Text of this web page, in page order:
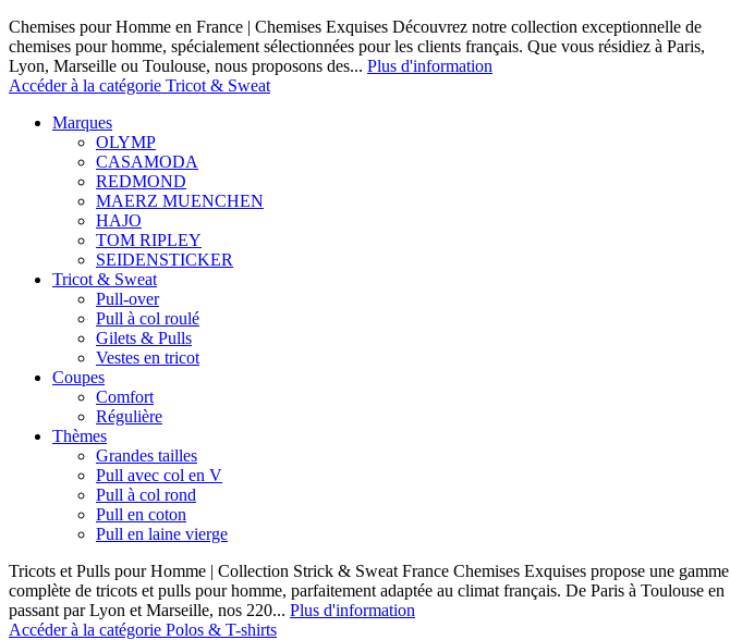
Chemises pour Homme en France | Chemises Exquises Découvrez notre collection exceptionnelle de
chemises pour homme, spécialement sélectionnées pour les clients français. Que vous résidiez à Paris,
Lyon, Marseille ou Toulouse, nous proposons des... Plus d'information
Accéder à la catégorie Tricot & Sweat
Marques
OLYMP
CASAMODA
REDMOND
MAERZ MUENCHEN
HAJO
TOM RIPLEY
SEIDENSTICKER
Tricot & Sweat
Pull-over
Pull à col roulé
Gilets & Pulls
Vestes en tricot
Coupes
Comfort
Régulière
Thèmes
Grandes tailles
Pull avec col en V
Pull à col rond
Pull en coton
Pull en laine vierge
Tricots et Pulls pour Homme | Collection Strick & Sweat France Chemises Exquises propose une gamme
complète de tricots et pulls pour homme, parfaitement adaptée au climat français. De Paris à Toulouse en
passant par Lyon et Marseille, nos 220... Plus d'information
Accéder à la catégorie Polos & T-shirts